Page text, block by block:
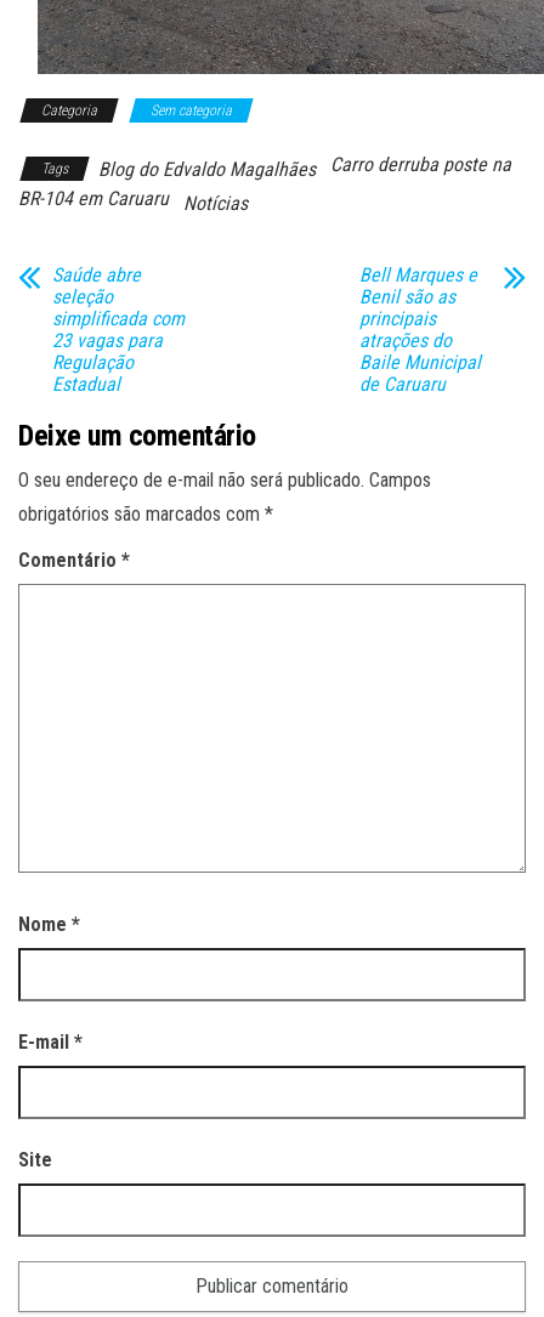
Categoria Sem categoria
Tags Blog do Edvaldo Magalhães
Carro derruba poste na
BR-104 em Caruaru
Notícias
Saúde abre
seleção
simplificada com
23 vagas para
Regulação
Estadual
Bell Marques e
Benil são as
principais
atrações do
Baile Municipal
de Caruaru
Deixe um comentário
O seu endereço de e-mail não será publicado. Campos
obrigatórios são marcados com *
Comentário *
Nome *
E-mail *
Site